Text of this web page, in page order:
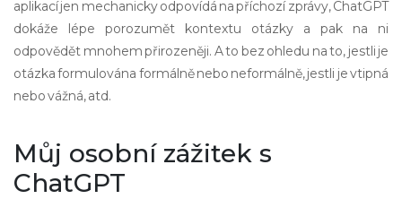
aplikací jen mechanicky odpovídá na příchozí zprávy, ChatGPT
dokáže lépe porozumět kontextu otázky a pak na ni
odpovědět mnohem přirozeněji. A to bez ohledu na to, jestli je
otázka formulována formálně nebo neformálně, jestli je vtipná
nebo vážná, atd.
Můj osobní zážitek s
ChatGPT